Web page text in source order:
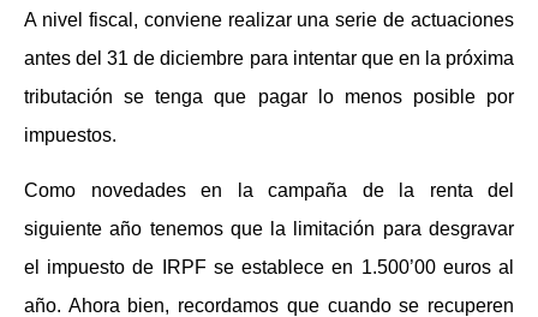
A nivel fiscal, conviene realizar una serie de actuaciones
antes del 31 de diciembre para intentar que en la próxima
tributación se tenga que pagar lo menos posible por
impuestos.
Como novedades en la campaña de la renta del
siguiente año tenemos que la limitación para desgravar
el impuesto de IRPF se establece en 1.500’00 euros al
año. Ahora bien, recordamos que cuando se recuperen